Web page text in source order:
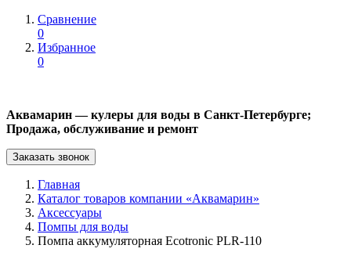
Сравнение
0
Избранное
0
Аквамарин — кулеры для воды в Санкт-Петербурге;
Продажа, обслуживание и ремонт
Заказать звонок
Главная
Каталог товаров компании «Аквамарин»
Аксессуары
Помпы для воды
Помпа аккумуляторная Ecotronic PLR-110